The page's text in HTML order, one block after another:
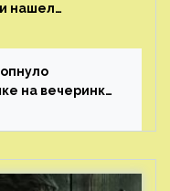
нашел
400 лет
на вечеринке